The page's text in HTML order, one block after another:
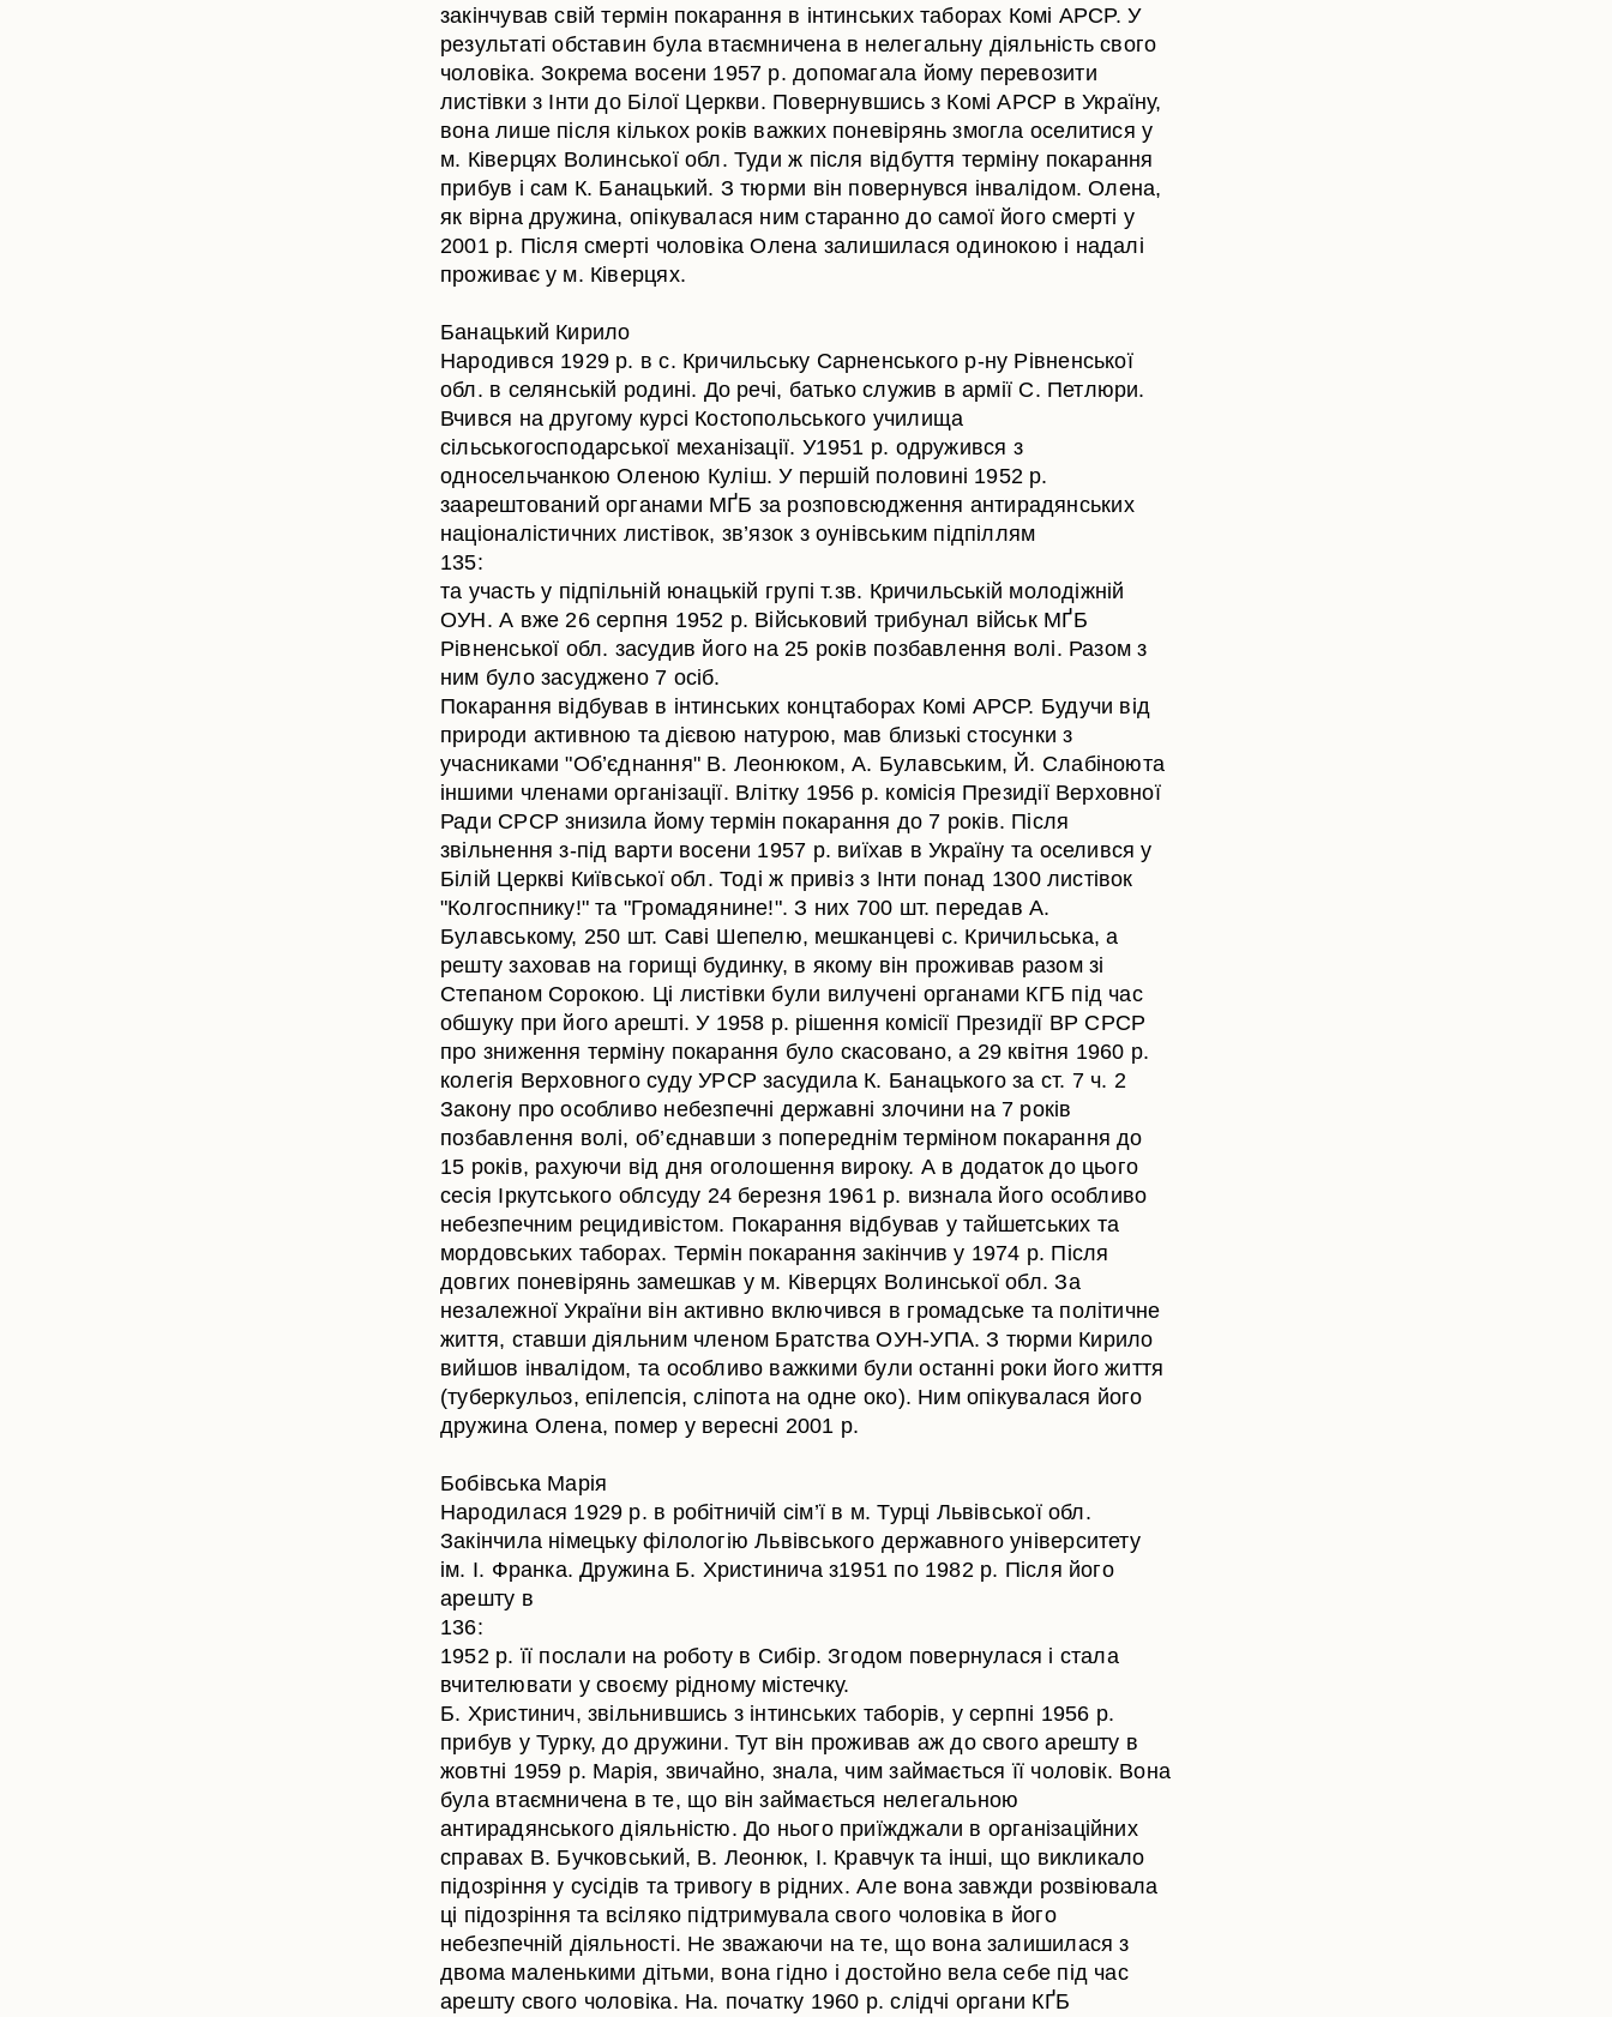
закінчував свій термін покарання в інтинських таборах Комі АРСР. У
результаті обставин була втаємничена в нелегальну діяльність свого
чоловіка. Зокрема восени 1957 р. допомагала йому перевозити
листівки з Інти до Білої Церкви. Повернувшись з Комі АРСР в Україну,
вона лише після кількох років важких поневірянь змогла оселитися у
м. Ківерцях Волинської обл. Туди ж після відбуття терміну покарання
прибув і сам К. Банацький. З тюрми він повернувся інвалідом. Олена,
як вірна дружина, опікувалася ним старанно до самої його смерті у
2001 р. Після смерті чоловіка Олена залишилася одинокою і надалі
проживає у м. Ківерцях.
Банацький Кирило
Народився 1929 р. в с. Кричильську Сарненського р-ну Рівненської
обл. в селянській родині. До речі, батько служив в армії С. Петлюри.
Вчився на другому курсі Костопольського училища
сільськогосподарської механізації. У1951 р. одружився з
односельчанкою Оленою Куліш. У першій половині 1952 р.
заарештований органами МҐБ за розповсюдження антирадянських
націоналістичних листівок, зв’язок з оунівським підпіллям
135:
та участь у підпільній юнацькій групі т.зв. Кричильській молодіжній
ОУН. А вже 26 серпня 1952 р. Військовий трибунал військ МҐБ
Рівненської обл. засудив його на 25 років позбавлення волі. Разом з
ним було засуджено 7 осіб.
Покарання відбував в інтинських концтаборах Комі АРСР. Будучи від
природи активною та дієвою натурою, мав близькі стосунки з
учасниками "Об’єднання" В. Леонюком, А. Булавським, Й. Слабіноюта
іншими членами організації. Влітку 1956 р. комісія Президії Верховної
Ради СРСР знизила йому термін покарання до 7 років. Після
звільнення з-під варти восени 1957 р. виїхав в Україну та оселився у
Білій Церкві Київської обл. Тоді ж привіз з Інти понад 1300 листівок
"Колгоспнику!" та "Громадянине!". З них 700 шт. передав А.
Булавському, 250 шт. Саві Шепелю, мешканцеві с. Кричильська, а
решту заховав на горищі будинку, в якому він проживав разом зі
Степаном Сорокою. Ці листівки були вилучені органами КГБ під час
обшуку при його арешті. У 1958 р. рішення комісії Президії ВР СРСР
про зниження терміну покарання було скасовано, а 29 квітня 1960 р.
колегія Верховного суду УРСР засудила К. Банацького за ст. 7 ч. 2
Закону про особливо небезпечні державні злочини на 7 років
позбавлення волі, об’єднавши з попереднім терміном покарання до
15 років, рахуючи від дня оголошення вироку. А в додаток до цього
сесія Іркутського облсуду 24 березня 1961 р. визнала його особливо
небезпечним рецидивістом. Покарання відбував у тайшетських та
мордовських таборах. Термін покарання закінчив у 1974 р. Після
довгих поневірянь замешкав у м. Ківерцях Волинської обл. За
незалежної України він активно включився в громадське та політичне
життя, ставши діяльним членом Братства ОУН-УПА. З тюрми Кирило
вийшов інвалідом, та особливо важкими були останні роки його життя
(туберкульоз, епілепсія, сліпота на одне око). Ним опікувалася його
дружина Олена, помер у вересні 2001 р.
Бобівська Марія
Народилася 1929 р. в робітничій сім’ї в м. Турці Львівської обл.
Закінчила німецьку філологію Львівського державного університету
ім. І. Франка. Дружина Б. Христинича з1951 по 1982 р. Після його
арешту в
136:
1952 р. її послали на роботу в Сибір. Згодом повернулася і стала
вчителювати у своєму рідному містечку.
Б. Христинич, звільнившись з інтинських таборів, у серпні 1956 р.
прибув у Турку, до дружини. Тут він проживав аж до свого арешту в
жовтні 1959 р. Марія, звичайно, знала, чим займається її чоловік. Вона
була втаємничена в те, що він займається нелегальною
антирадянського діяльністю. До нього приїжджали в організаційних
справах В. Бучковський, В. Леонюк, І. Кравчук та інші, що викликало
підозріння у сусідів та тривогу в рідних. Але вона завжди розвіювала
ці підозріння та всіляко підтримувала свого чоловіка в його
небезпечній діяльності. Не зважаючи на те, що вона залишилася з
двома маленькими дітьми, вона гідно і достойно вела себе під час
арешту свого чоловіка. На. початку 1960 р. слідчі органи КҐБ